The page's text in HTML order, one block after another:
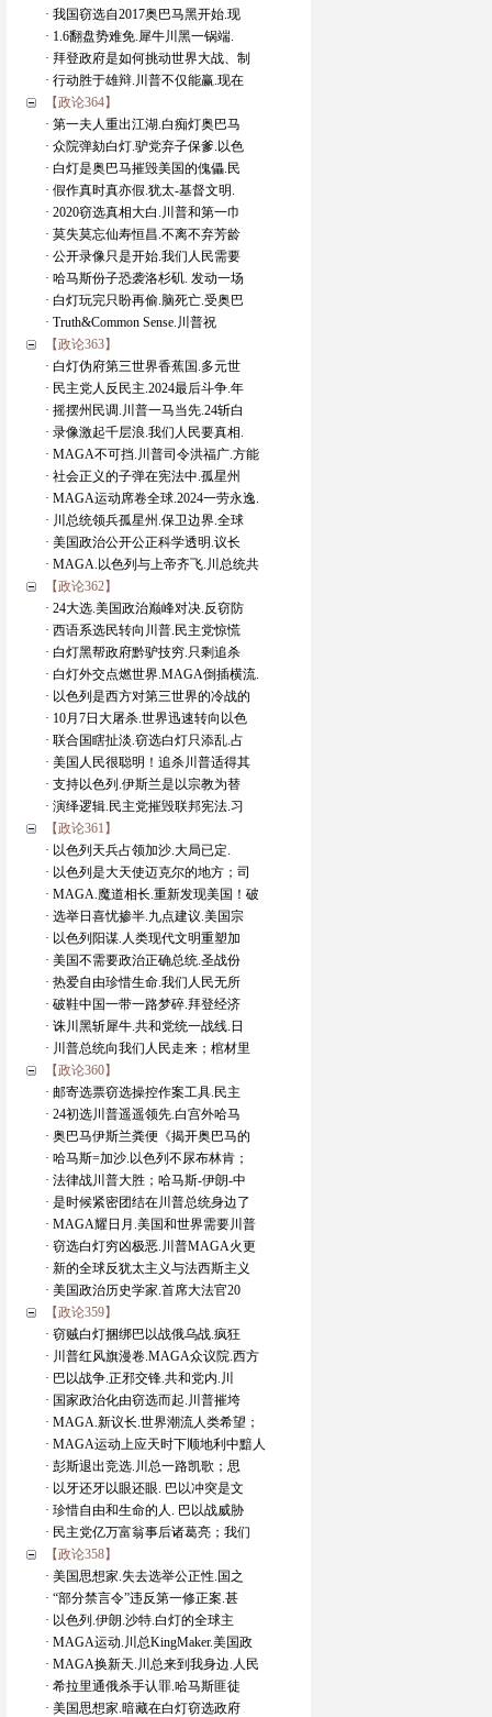
· 我国窃选自2017奥巴马黑开始.现
· 1.6翻盘势难免.犀牛川黑一锅端.
· 拜登政府是如何挑动世界大战、制
· 行动胜于雄辩.川普不仅能赢.现在
【政论364】
· 第一夫人重出江湖.白痴灯奥巴马
· 众院弹劾白灯.驴党弃子保爹.以色
· 白灯是奥巴马摧毁美国的傀儡.民
· 假作真时真亦假.犹太-基督文明.
· 2020窃选真相大白.川普和第一巾
· 莫失莫忘仙寿恒昌.不离不弃芳龄
· 公开录像只是开始.我们人民需要
· 哈马斯份子恐袭洛杉矶. 发动一场
· 白灯玩完只盼再偷.脑死亡.受奥巴
· Truth&Common Sense.川普祝
【政论363】
· 白灯伪府第三世界香蕉国.多元世
· 民主党人反民主.2024最后斗争.年
· 摇摆州民调.川普一马当先.24斩白
· 录像激起千层浪.我们人民要真相.
· MAGA不可挡.川普司令洪福广.方能
· 社会正义的子弹在宪法中.孤星州
· MAGA运动席卷全球.2024一劳永逸.
· 川总统领兵孤星州.保卫边界.全球
· 美国政治公开公正科学透明.议长
· MAGA.以色列与上帝齐飞.川总统共
【政论362】
· 24大选.美国政治巅峰对决.反窃防
· 西语系选民转向川普.民主党惊慌
· 白灯黑帮政府黔驴技穷.只剩追杀
· 白灯外交点燃世界.MAGA倒插横流.
· 以色列是西方对第三世界的冷战的
· 10月7日大屠杀.世界迅速转向以色
· 联合国瞎扯淡.窃选白灯只添乱.占
· 美国人民很聪明！追杀川普适得其
· 支持以色列.伊斯兰是以宗教为替
· 演绎逻辑.民主党摧毁联邦宪法.习
【政论361】
· 以色列天兵占领加沙.大局已定.
· 以色列是大天使迈克尔的地方；司
· MAGA.魔道相长.重新发现美国！破
· 选举日喜忧掺半.九点建议.美国宗
· 以色列阳谋.人类现代文明重塑加
· 美国不需要政治正确总统.圣战份
· 热爱自由珍惜生命.我们人民无所
· 破鞋中国一带一路梦碎.拜登经济
· 诛川黑斩犀牛.共和党统一战线.日
· 川普总统向我们人民走来；棺材里
【政论360】
· 邮寄选票窃选操控作案工具.民主
· 24初选川普遥遥领先.白宫外哈马
· 奥巴马伊斯兰粪便《揭开奥巴马的
· 哈马斯=加沙.以色列不尿布林肯；
· 法律战川普大胜；哈马斯-伊朗-中
· 是时候紧密团结在川普总统身边了
· MAGA耀日月.美国和世界需要川普
· 窃选白灯穷凶极恶.川普MAGA火更
· 新的全球反犹太主义与法西斯主义
· 美国政治历史学家.首席大法官20
【政论359】
· 窃贼白灯捆绑巴以战俄乌战.疯狂
· 川普红风旗漫卷.MAGA众议院.西方
· 巴以战争.正邪交锋.共和党内.川
· 国家政治化由窃选而起.川普摧垮
· MAGA.新议长.世界潮流人类希望；
· MAGA运动上应天时下顺地利中黯人
· 彭斯退出竞选.川总一路凯歌；思
· 以牙还牙以眼还眼. 巴以冲突是文
· 珍惜自由和生命的人. 巴以战威胁
· 民主党亿万富翁事后诸葛亮；我们
【政论358】
· 美国思想家.失去选举公正性.国之
· “部分禁言令”违反第一修正案.甚
· 以色列.伊朗.沙特.白灯的全球主
· MAGA运动.川总KingMaker.美国政
· MAGA换新天.川总来到我身边.人民
· 希拉里通俄杀手认罪.哈马斯匪徒
· 美国思想家.暗藏在白灯窃选政府